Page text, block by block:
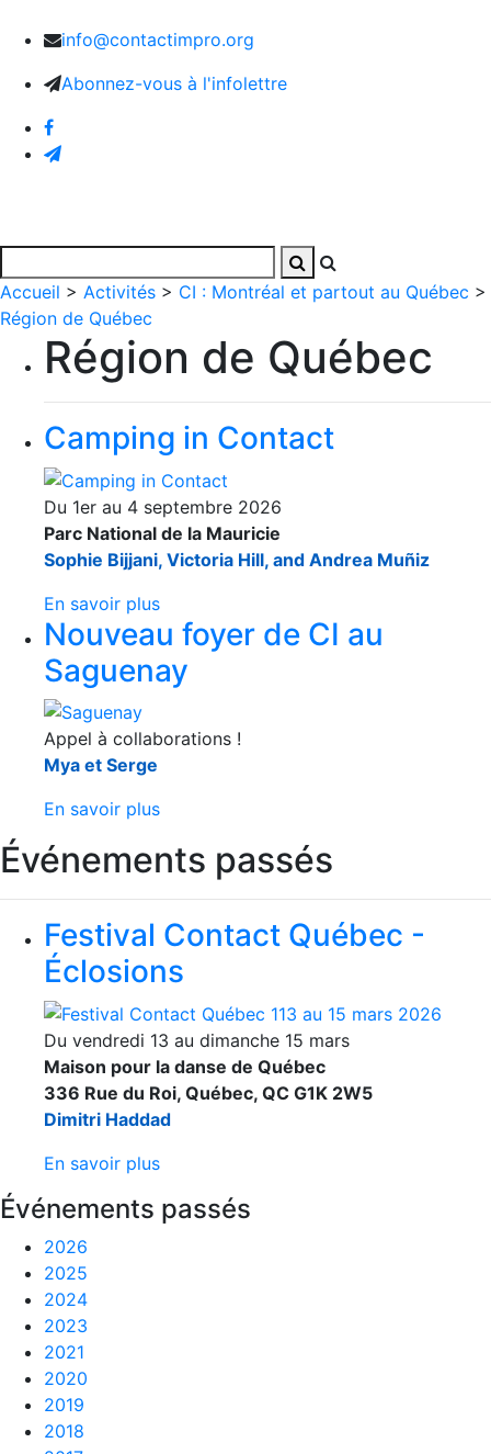
info@contactimpro.org
Abonnez-vous à l'infolettre
Accueil > Activités > CI : Montréal et partout au Québec >
Région de Québec
Région de Québec
Camping in Contact
Du 1er au 4 septembre 2026
Parc National de la Mauricie
Sophie Bijjani, Victoria Hill, and Andrea Muñiz
En savoir plus
Nouveau foyer de CI au
Saguenay
Appel à collaborations !
Mya et Serge
En savoir plus
Événements passés
Festival Contact Québec -
Éclosions
Du vendredi 13 au dimanche 15 mars
Maison pour la danse de Québec
336 Rue du Roi, Québec, QC G1K 2W5
Dimitri Haddad
En savoir plus
Événements passés
2026
2025
2024
2023
2021
2020
2019
2018